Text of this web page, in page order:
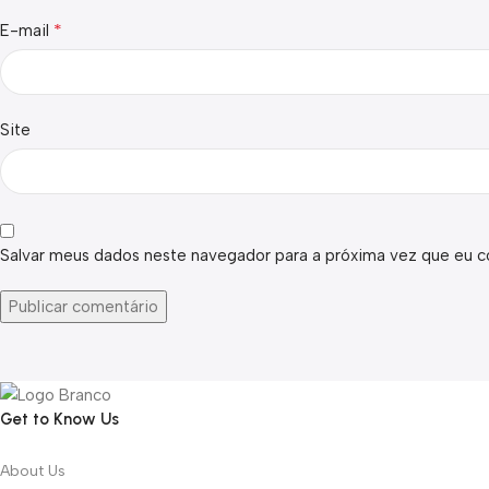
E-mail *
Site
Salvar meus dados neste navegador para a próxima vez que eu
Get to Know Us
About Us